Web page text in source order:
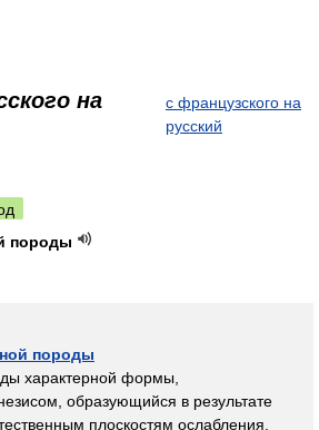
на
с французского на
русский
породы
породы
характерной формы,
образующийся в результате
плоскостям ослабления.